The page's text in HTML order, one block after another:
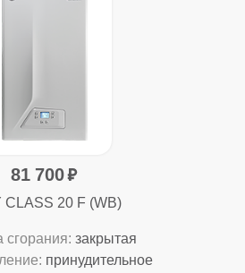
81 700
CLASS 20 F (WB)
сгорания: закрытая
принудительное